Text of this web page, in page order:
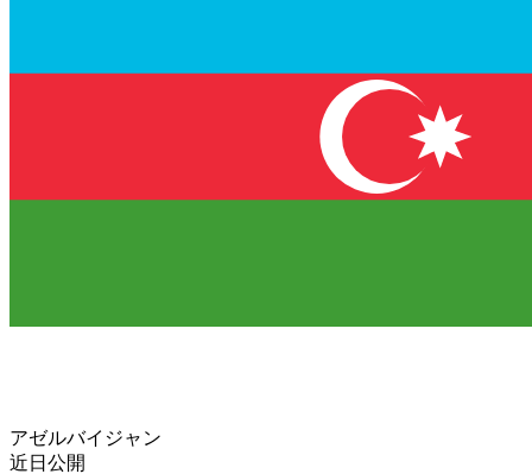
アゼルバイジャン
近日公開